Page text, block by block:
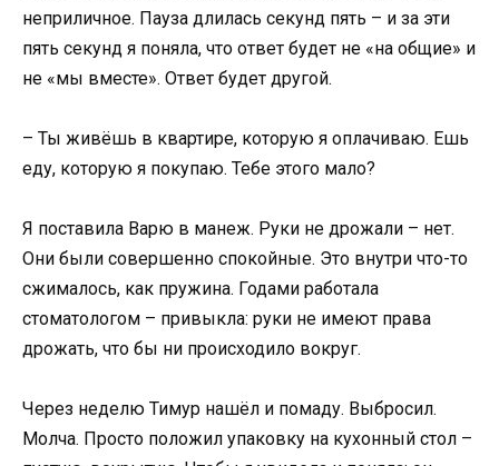
неприличное. Пауза длилась секунд пять – и за эти
пять секунд я поняла, что ответ будет не «на общие» и
не «мы вместе». Ответ будет другой.
– Ты живёшь в квартире, которую я оплачиваю. Ешь
еду, которую я покупаю. Тебе этого мало?
Я поставила Варю в манеж. Руки не дрожали – нет.
Они были совершенно спокойные. Это внутри что-то
сжималось, как пружина. Годами работала
стоматологом – привыкла: руки не имеют права
дрожать, что бы ни происходило вокруг.
Через неделю Тимур нашёл и помаду. Выбросил.
Молча. Просто положил упаковку на кухонный стол –